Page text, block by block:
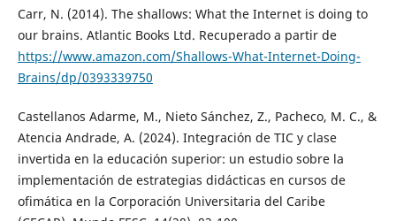
Carr, N. (2014). The shallows: What the Internet is doing to
our brains. Atlantic Books Ltd. Recuperado a partir de
https://www.amazon.com/Shallows-What-Internet-Doing-
Brains/dp/0393339750
Castellanos Adarme, M., Nieto Sánchez, Z., Pacheco, M. C., &
Atencia Andrade, A. (2024). Integración de TIC y clase
invertida en la educación superior: un estudio sobre la
implementación de estrategias didácticas en cursos de
ofimática en la Corporación Universitaria del Caribe